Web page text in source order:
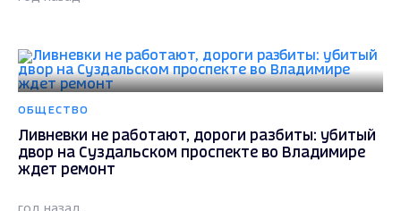
ОБЩЕСТВО
Ливневки не работают, дороги разбиты: убитый
двор на Суздальском проспекте во Владимире
ждет ремонт